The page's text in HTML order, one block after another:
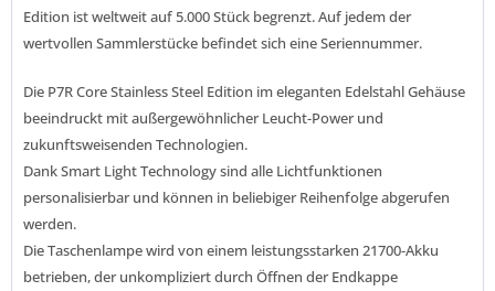
Edition ist weltweit auf 5.000 Stück begrenzt. Auf jedem der
wertvollen Sammlerstücke befindet sich eine Seriennummer.
Die P7R Core Stainless Steel Edition im eleganten Edelstahl Gehäuse
beeindruckt mit außergewöhnlicher Leucht-Power und
zukunftsweisenden Technologien.
Dank Smart Light Technology sind alle Lichtfunktionen
personalisierbar und können in beliebiger Reihenfolge abgerufen
werden.
Die Taschenlampe wird von einem leistungsstarken 21700-Akku
betrieben, der unkompliziert durch Öffnen der Endkappe